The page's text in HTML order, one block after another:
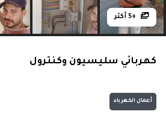
+5 أكثر
كهربائي سليسيون وكنترول
أعمال الكهرباء